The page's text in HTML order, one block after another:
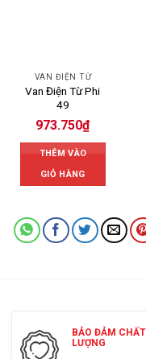
VAN ĐIỆN TỪ
Van Điện Từ Phi
49
973.750₫
THÊM VÀO
GIỎ HÀNG
BẢO ĐẢM CHẤT
LƯỢNG